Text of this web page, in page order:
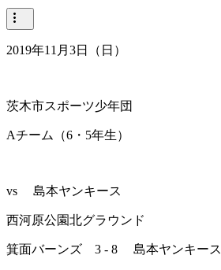
2019年11月3日（日）
茨木市スポーツ少年団
Aチーム（6・5年生）
vs 島本ヤンキース
西河原公園北グラウンド
箕面バーンズ 3 - 8 島本ヤンキース